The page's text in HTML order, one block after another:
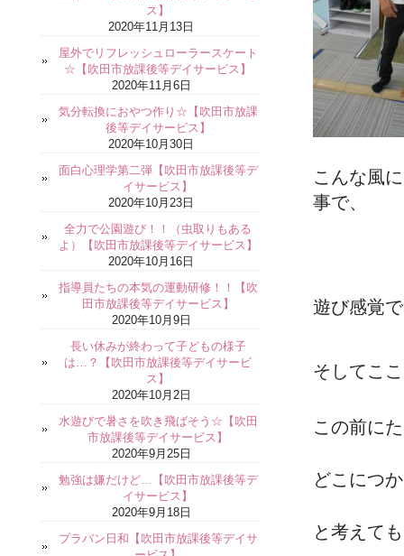
こんな風
事で、
遊び感覚
そしてこ
この前に
どこにつ
と考えて
ス】
2020年11月13日
屋外でリフレッシュローラースケート
☆【吹田市放課後等デイサービス】
2020年11月6日
気分転換におやつ作り☆【吹田市放課
後等デイサービス】
2020年10月30日
面白心理学第二弾【吹田市放課後等デ
イサービス】
2020年10月23日
全力で公園遊び！！（虫取りもある
よ）【吹田市放課後等デイサービス】
2020年10月16日
指導員たちの本気の運動研修！！【吹
田市放課後等デイサービス】
2020年10月9日
長い休みが終わって子どもの様子
は…？【吹田市放課後等デイサービ
ス】
2020年10月2日
水遊びで暑さを吹き飛ばそう☆【吹田
市放課後等デイサービス】
2020年9月25日
勉強は嫌だけど…【吹田市放課後等デ
イサービス】
2020年9月18日
プラバン日和【吹田市放課後等デイサ